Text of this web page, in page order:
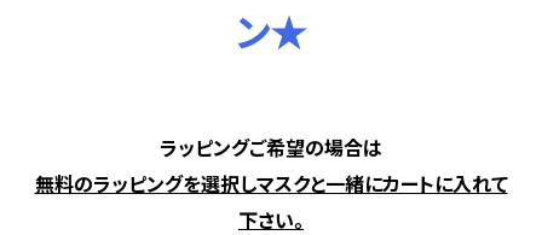
ン★
ラッピングご希望の場合は
無料のラッピングを選択しマスクと一緒にカートに入れて
下さい。